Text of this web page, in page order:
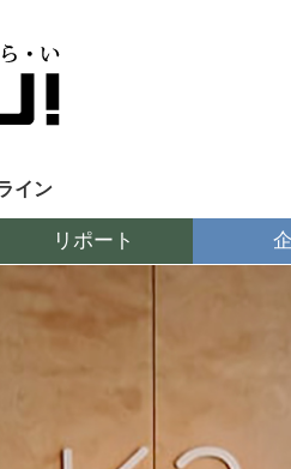
イン
リポート